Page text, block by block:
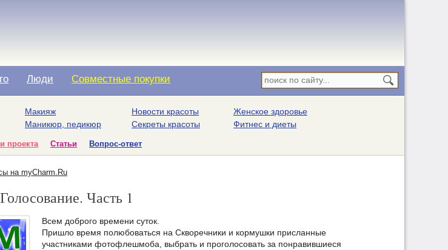
Люди Совместные покупки
Макияж
Маникюр, педикюр
Новости красоты
Секреты красоты
Женское здоровье
Фитнес и диеты
проекта Статьи Вопрос-ответ
на myCharm.Ru
Часть 1
Всем доброго времени суток.
Пришло время полюбоваться на Скворечники и кормушки присланные
участниками фотофлешмоба, выбрать и проголосовать за понравившиеся